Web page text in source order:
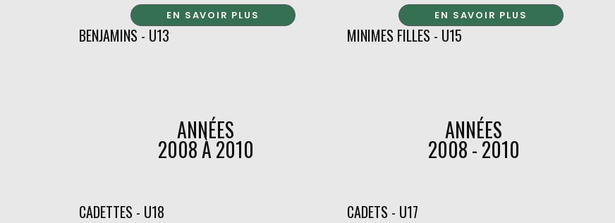
EN SAVOIR PLUS EN SAVOIR PLUS
BENJAMINS - U13 MINIMES FILLES - U15
ANNÉES
2008 À 2010
CADETTES - U18
ANNÉES
2008 - 2010
CADETS - U17